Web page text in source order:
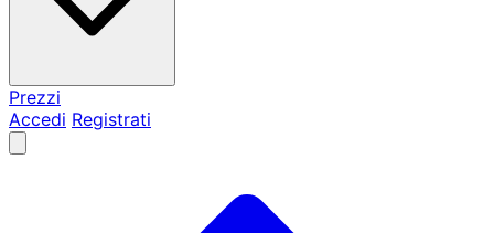
Prezzi
Accedi Registrati